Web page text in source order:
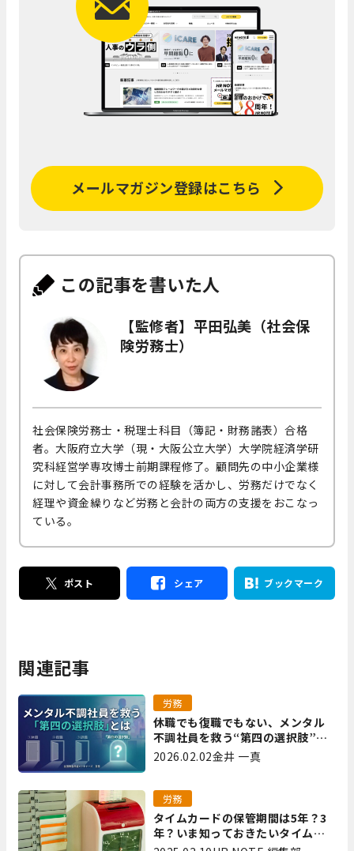
メールマガジン登録はこちら
この記事を書いた人
【監修者】平田弘美（社会保
険労務士）
社会保険労務士・税理士科目（簿記・財務諸表）合格
者。大阪府立大学（現・大阪公立大学）大学院経済学研
究科経営学専攻博士前期課程修了。顧問先の中小企業様
に対して会計事務所での経験を活かし、労務だけでなく
経理や資金繰りなど労務と会計の両方の支援をおこなっ
ている。
ポスト シェア ブックマーク
関連記事
休職でも復職でもない、メンタル
不調社員を救う“第四の選択肢”と
は｜全国障害年金パートナーズ 宮
労務
2026.02.02金井 一真
タイムカードの保管期間は5年？3
年？いま知っておきたいタイムカ
労務